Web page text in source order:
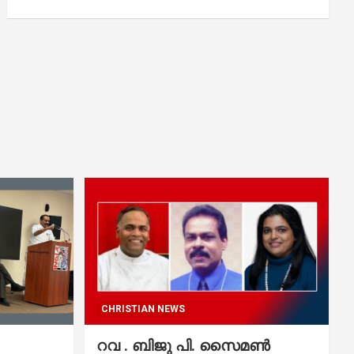
CHRISTIAN NEWS
റവ . ബിജു പി. സൈമൺ